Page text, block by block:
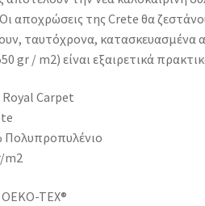
αποχρώσεις της Crete θα
ταυτόχρονα, κατασκευασμένα
gr / m2) είναι εξαιρετικά
Carpet
Πολυπροπυλένιο
m2
TEX®